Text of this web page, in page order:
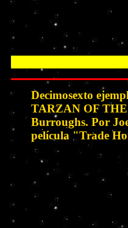
Decimosexto
TARZAN OF THE
Burroughs. Por
película "Trade